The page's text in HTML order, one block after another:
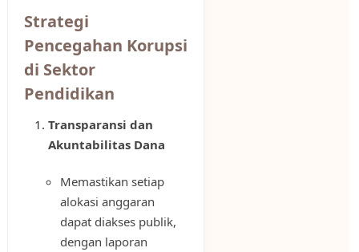
Strategi
Pencegahan Korupsi
di Sektor
Pendidikan
Transparansi dan
Akuntabilitas Dana
Memastikan setiap
alokasi anggaran
dapat diakses publik,
dengan laporan